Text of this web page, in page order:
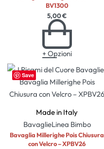
BV1300
5,00€
+ Opzioni
Save
Made in Italy
BavaglieLinea Bimbo
Bavaglia Millerighe Pois Chiusura
con Velcro – XPBV26